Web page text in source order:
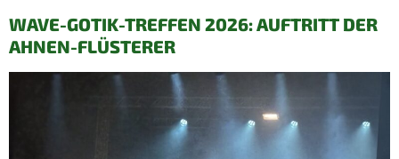
WAVE-GOTIK-TREFFEN 2026: AUFTRITT DER
AHNEN-FLÜSTERER